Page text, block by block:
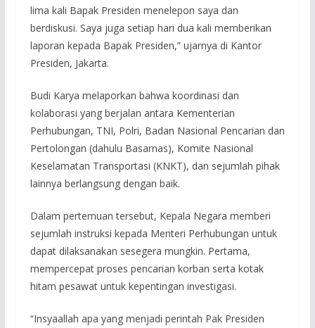
lima kali Bapak Presiden menelepon saya dan
berdiskusi. Saya juga setiap hari dua kali memberikan
laporan kepada Bapak Presiden,” ujarnya di Kantor
Presiden, Jakarta.
Budi Karya melaporkan bahwa koordinasi dan
kolaborasi yang berjalan antara Kementerian
Perhubungan, TNI, Polri, Badan Nasional Pencarian dan
Pertolongan (dahulu Basarnas), Komite Nasional
Keselamatan Transportasi (KNKT), dan sejumlah pihak
lainnya berlangsung dengan baik.
Dalam pertemuan tersebut, Kepala Negara memberi
sejumlah instruksi kepada Menteri Perhubungan untuk
dapat dilaksanakan sesegera mungkin. Pertama,
mempercepat proses pencarian korban serta kotak
hitam pesawat untuk kepentingan investigasi.
“Insyaallah apa yang menjadi perintah Pak Presiden